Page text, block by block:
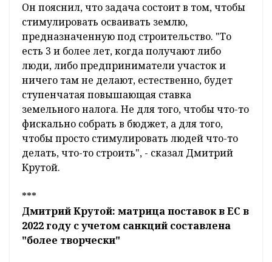
Он пояснил, что задача состоит в том, чтобы
стимулировать осваивать землю,
предназначенную под строительство. "То
есть 3 и более лет, когда получают либо
люди, либо предприниматели участок и
ничего там не делают, естественно, будет
ступенчатая повышающая ставка
земельного налога. Не для того, чтобы что-то
фискально собрать в бюджет, а для того,
чтобы просто стимулировать людей что-то
делать, что-то строить", - сказал Дмитрий
Крутой.
***
Дмитрий Крутой: матрица поставок в ЕС в
2022 году с учетом санкций составлена
"более творчески"